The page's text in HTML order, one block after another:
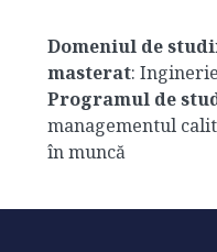
Domeniul de
masterat:
Programul de
managementul
în muncă